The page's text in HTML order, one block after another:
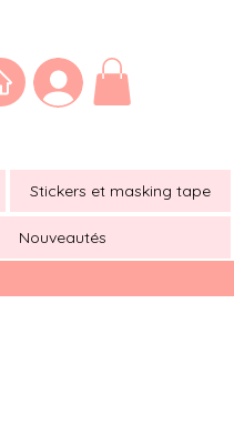
Stickers et masking tape
Nouveautés